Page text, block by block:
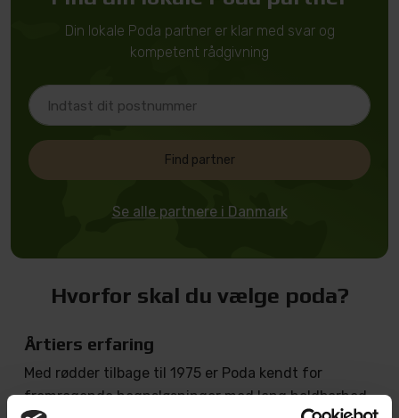
Din lokale Poda partner er klar med svar og
kompetent rådgivning
Find partner
Se alle partnere i Danmark
Hvorfor skal du vælge poda?
Årtiers erfaring
Med rødder tilbage til 1975 er Poda kendt for
fremragende hegnsløsninger med lang holdbarhed